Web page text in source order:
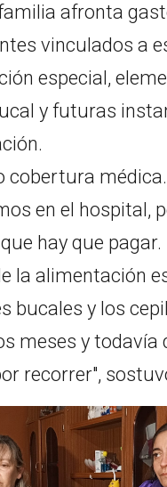
afronta
vinculados a
especial,
y futuras
cobertura
en el hospital,
hay que pagar.
la alimentación
bucales y los
meses y todavía
recorrer",